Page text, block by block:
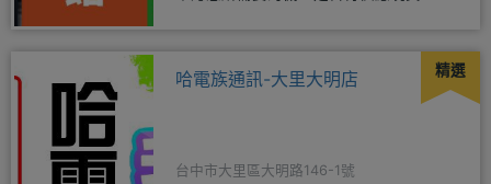
精選
哈電族通訊-大里大明店
台中市大里區大明路146-1號